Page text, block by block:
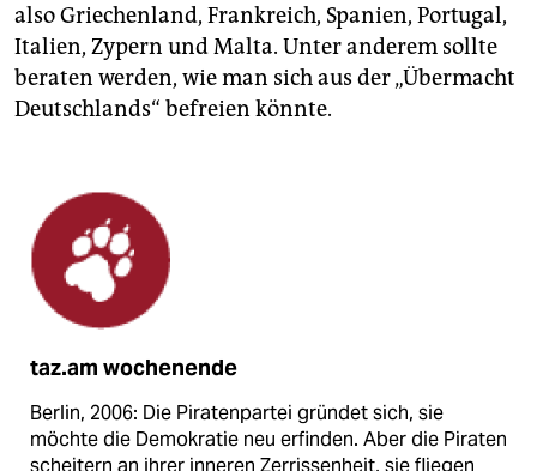
also Griechenland, Frankreich, Spanien, Portugal,
Italien, Zypern und Malta. Unter anderem sollte
beraten werden, wie man sich aus der „Übermacht
Deutschlands“ befreien könnte.
taz.am wochenende
Berlin, 2006: Die Piratenpartei gründet sich, sie
möchte die Demokratie neu erfinden. Aber die Piraten
scheitern an ihrer inneren Zerrissenheit, sie fliegen